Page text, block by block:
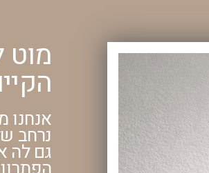
מוט
אנחנו
נרחב
גם לה